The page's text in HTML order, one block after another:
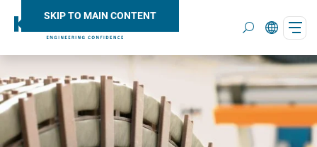
SKIP TO MAIN CONTENT
Search